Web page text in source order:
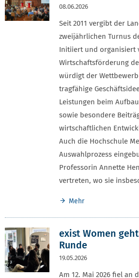
08.06.2026
Seit 2011 vergibt der
zweijährlichen Turnus
Initiiert und organisiert
Wirtschaftsförderung
würdigt der
tragfähige
Leistungen beim
sowie besondere
wirtschaftlichen
Auch die Hochschule
Auswahlprozess
Professorin Annette
vertreten, wo sie
Mehr
exist Women
Runde
19.05.2026
Am 12. Mai 2026 fiel an